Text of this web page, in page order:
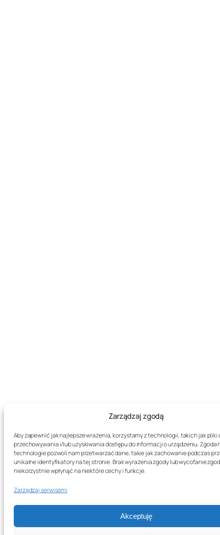
Zarządzaj zgodą
Aby zapewnić jak najlepsze wrażenia, korzystamy z technologii, takich jak pliki
przechowywania i/lub uzyskiwania dostępu do informacji o urządzeniu. Zgoda
technologie pozwoli nam przetwarzać dane, takie jak zachowanie podczas
unikalne identyfikatory na tej stronie. Brak wyrażenia zgody lub wycofanie
niekorzystnie wpłynąć na niektóre cechy i funkcje.
Zarządzaj serwisami
Akceptuję